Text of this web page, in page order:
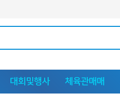
대회및행사 체육관매매